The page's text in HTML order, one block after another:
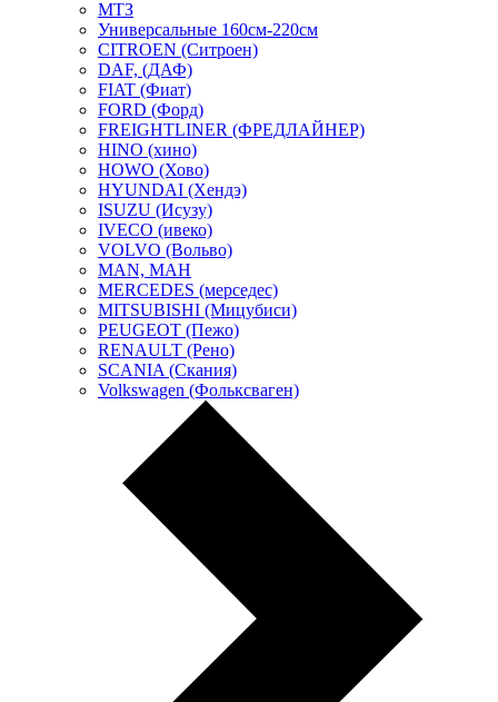
МТЗ
Универсальные 160см-220см
CITROEN (Ситроен)
DAF, (ДАФ)
FIAT (Фиат)
FORD (Форд)
FREIGHTLINER (ФРЕДЛАЙНЕР)
HINO (хино)
HOWO (Хово)
HYUNDAI (Хендэ)
ISUZU (Исузу)
IVECO (ивеко)
VOLVO (Вольво)
MAN, МАН
MERCEDES (мерседес)
MITSUBISHI (Мицубиси)
PEUGEOT (Пежо)
RENAULT (Рено)
SCANIA (Скания)
Volkswagen (Фольксваген)